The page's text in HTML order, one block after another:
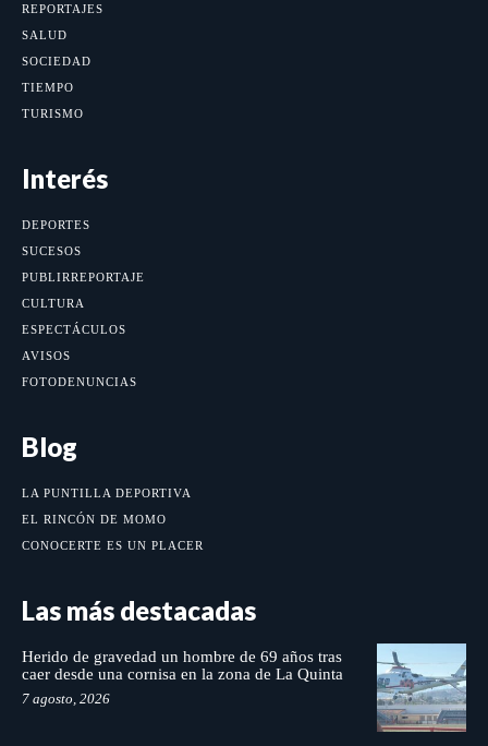
REPORTAJES
SALUD
SOCIEDAD
TIEMPO
TURISMO
Interés
DEPORTES
SUCESOS
PUBLIRREPORTAJE
CULTURA
ESPECTÁCULOS
AVISOS
FOTODENUNCIAS
Blog
LA PUNTILLA DEPORTIVA
EL RINCÓN DE MOMO
CONOCERTE ES UN PLACER
Las más destacadas
Herido de gravedad un hombre de 69 años tras
caer desde una cornisa en la zona de La Quinta
7 agosto, 2026